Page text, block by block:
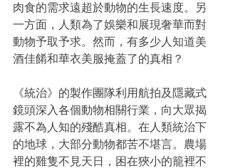
肉食的需求遠超於動物的生長速度。另
一方面，人類為了娛樂和展現奢華而對
動物予取予求。然而，有多少人知道美
酒佳餚和華衣美服掩蓋了的真相？
《統治》的製作團隊利用航拍及隱藏式
鏡頭深入各個動物相關行業，向大眾揭
露不為人知的殘酷真相。在人類統治下
的地球，大部分動物都苦不堪言。農場
裡的雞隻不見天日，困在狹小的籠裡不